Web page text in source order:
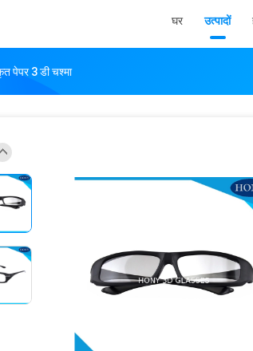
घर उत्पादों
पेपर 3 डी चश्मा